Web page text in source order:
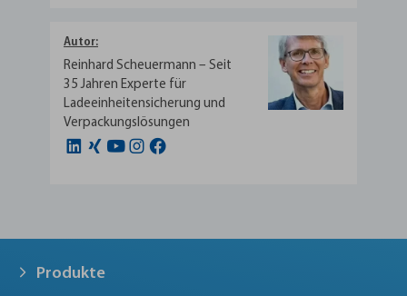
Autor:
Reinhard Scheuermann – Seit
35 Jahren Experte für
Ladeeinheitensicherung und
Verpackungslösungen
Produkte